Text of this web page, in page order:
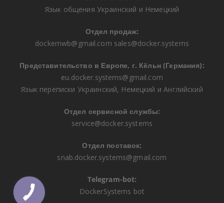
Язык общения Украинский и Немецкий
Отдел продаж:
dockernwb@gmail.com sales@docker.systems
Представительство в Европе, г. Кёльн (Германия):
eu.docker.systems@gmail.com
Язык переписки Украинский, Немецкий и Английский
Отдел сервисной службы:
service@docker.systems
Отдел поставок:
snab.docker.systems@gmail.com
Telegram-bot:
DockerSystems bot